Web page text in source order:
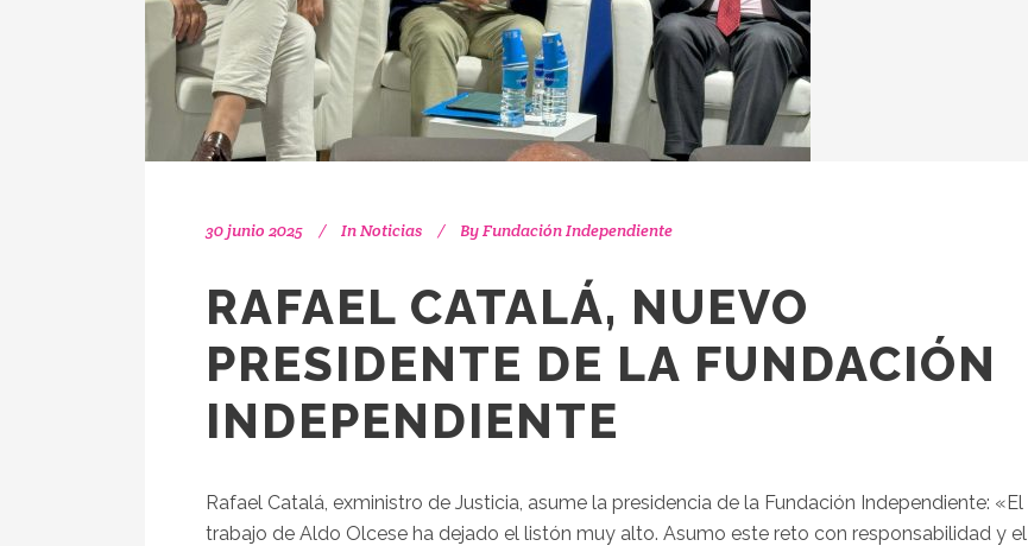
30 junio 2025 InNoticias ByFundación Independiente
RAFAEL CATALÁ, NUEVO
PRESIDENTE DE LA FUNDACIÓN
INDEPENDIENTE
Rafael Catalá, exministro de Justicia, asume la presidencia de la Fundación Independiente: «El
trabajo de Aldo Olcese ha dejado el listón muy alto. Asumo este reto con responsabilidad y el